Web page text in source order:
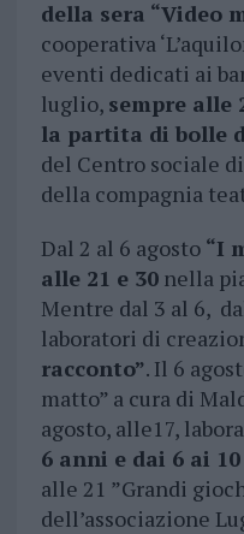
della sera “Video
cooperativa
eventi dedicati ai
luglio, sempre alle
la partita di bolle
del Centro sociale
della compagnia
Dal 2 al 6 agosto “I
alle 21 e 30nella
Mentre dal 3 al 6,
laboratori di
racconto”. Il 6
matto” a cura di
agosto, alle17,
6 anni e dai 6 ai
alle 21 ”Grandi
dell’associazione